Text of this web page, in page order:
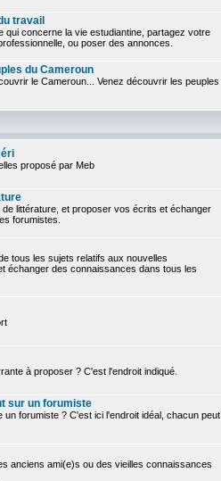
travail
qui concerne la vie estudiantine, partagez votre
ou poser des annonces.
du Cameroun
le Cameroun... Venez découvrir les peuples
proposé par Meb
littérature, et proposer vos écrits et échanger
forumistes.
tous les sujets relatifs aux nouvelles
échanger des connaissances dans tous les
à proposer ? C'est l'endroit indiqué.
sur un forumiste
un forumiste ? C'est ici l'endroit idéal, chacun peut
anciens ami(e)s ou des vieilles connaissances